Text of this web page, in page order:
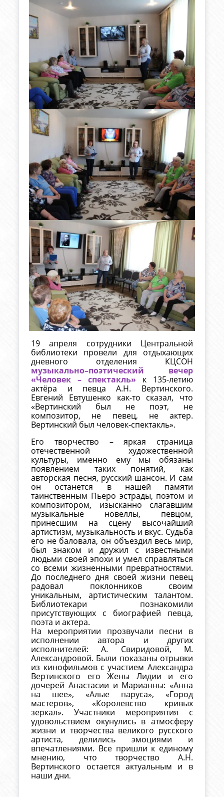
19 апреля сотрудники Центральной
библиотеки провели для отдыхающих
дневного отделения КЦСОН
музыкально–поэтический вечер
«Человек – спектакль» к 135-летию
актёра и певца А.Н. Вертинского.
Евгений Евтушенко как-то сказал, что
«Вертинский был не поэт, не
композитор, не певец, не актер.
Вертинский был человек-спектакль».
Его творчество – яркая страница
отечественной художественной
культуры, именно ему мы обязаны
появлением таких понятий, как
авторская песня, русский шансон. И сам
он останется в нашей памяти
таинственным Пьеро эстрады, поэтом и
композитором, изысканно слагавшим
музыкальные новеллы, певцом,
принесшим на сцену высочайший
артистизм, музыкальность и вкус. Судьба
его не баловала, он объездил весь мир,
был знаком и дружил с известными
людьми своей эпохи и умел справляться
со всеми жизненными превратностями.
До последнего дня своей жизни певец
радовал поклонников своим
уникальным, артистическим талантом.
Библиотекари познакомили
присутствующих с биографией певца,
поэта и актера.
На мероприятии прозвучали песни в
исполнении автора и других
исполнителей: А. Свиридовой, М.
Александровой. Были показаны отрывки
из кинофильмов с участием Александра
Вертинского его Жены Лидии и его
дочерей Анастасии и Марианны: «Анна
на шее», «Алые паруса», «Город
мастеров», «Королевство кривых
зеркал». Участники мероприятия с
удовольствием окунулись в атмосферу
жизни и творчества великого русского
артиста, делились эмоциями и
впечатлениями. Все пришли к единому
мнению, что творчество А.Н.
Вертинского остается актуальным и в
наши дни.